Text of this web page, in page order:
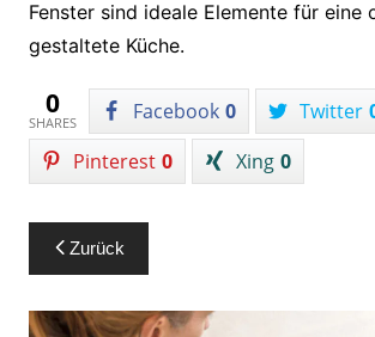
Fenster sind ideale Elemente für eine
gestaltete Küche.
0
SHARES Facebook 0 Twitter
Pinterest 0 Xing 0
Beitragsnavigation
Zurück